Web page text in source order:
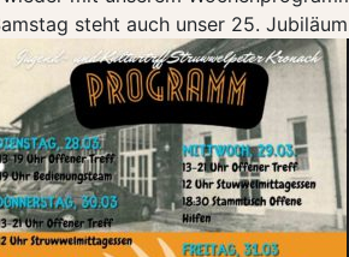
steht auch unser 25.